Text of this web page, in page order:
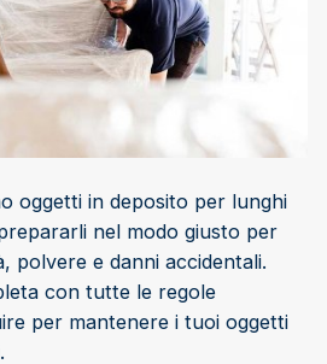
oggetti in deposito per lunghi
nel modo giusto per
polvere e danni accidentali.
con tutte le regole
per mantenere i tuoi oggetti